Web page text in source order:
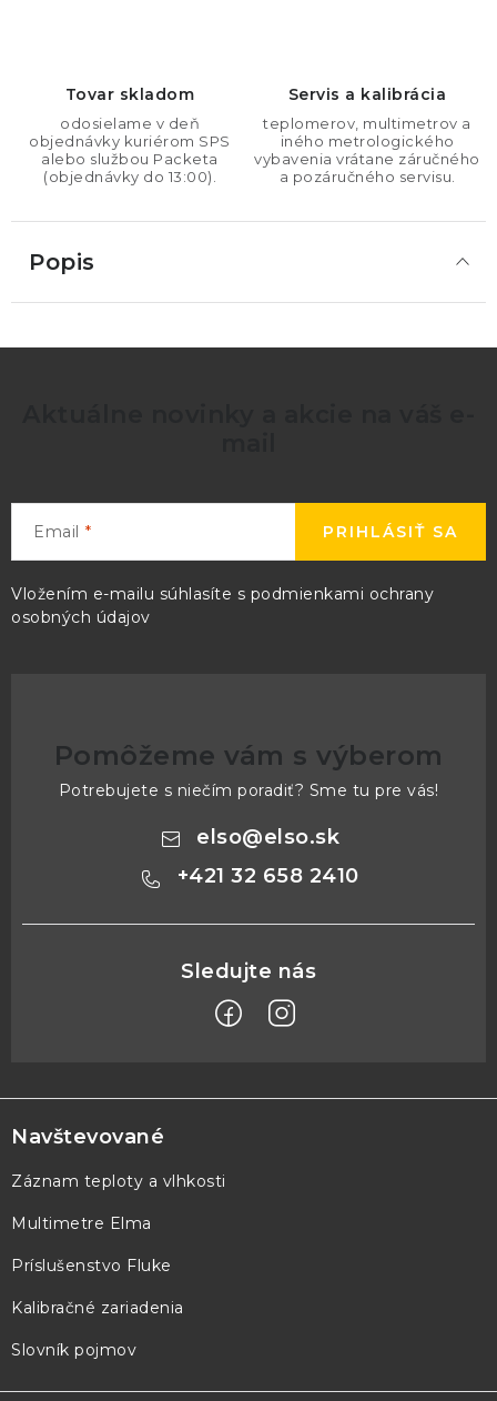
Tovar skladom
odosielame v deň
objednávky kuriérom SPS
alebo službou Packeta
(objednávky do 13:00).
Servis a kalibrácia
teplomerov, multimetrov a
iného metrologického
vybavenia vrátane záručného
a pozáručného servisu.
Popis
Email
Vložením e-mailu súhlasíte s podmienkami ochrany
osobných údajov
PRIHLÁSIŤ SA
Pomôžeme vám s výberom
Potrebujete s niečím poradiť? Sme tu pre vás!
elso@elso.sk
+421 32 658 2410
á
p
ä
e
Navštevované
Záznam teploty a vlhkosti
Multimetre Elma
Príslušenstvo Fluke
Kalibračné zariadenia
Slovník pojmov